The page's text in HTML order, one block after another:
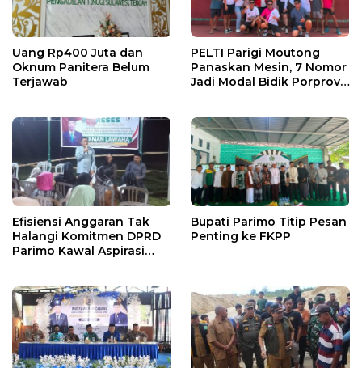
Uang Rp400 Juta dan
Oknum Panitera Belum
Terjawab
PELTI Parigi Moutong
Panaskan Mesin, 7 Nomor
Jadi Modal Bidik Porprov
Efisiensi Anggaran Tak
Halangi Komitmen DPRD
Parimo Kawal Aspirasi
Bupati Parimo Titip Pesan
Penting ke FKPP